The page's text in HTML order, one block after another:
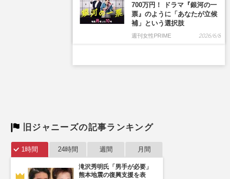
旧ジャニーズの記事ランキング
1時間 24時間 週間 月間
滝沢秀明氏「男手が必要」
熊本地震の復興支援を表
700万円！ ドラマ『銀河の一
票』のように「あなたが立候
補」という選択肢
週刊女性PRIME 2026/6/8